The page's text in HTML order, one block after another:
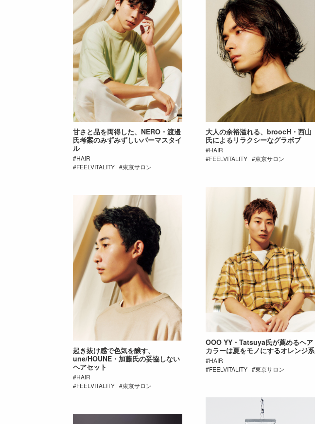
甘さと品を両得した、NERO・渡邊
氏考案のみずみずしいパーマスタイ
ル
HAIR
FEELVITALITY
東京サロン
大人の余裕溢れる、broocH・西山
氏によるリラクシーなグラボブ
HAIR
FEELVITALITY
東京サロン
OOO YY・Tatsuya氏が薦めるヘア
カラーは夏をモノにするオレンジ系
HAIR
FEELVITALITY
東京サロン
起き抜け感で色気を醸す、
une/HOUNE・加藤氏の妥協しない
ヘアセット
HAIR
FEELVITALITY
東京サロン